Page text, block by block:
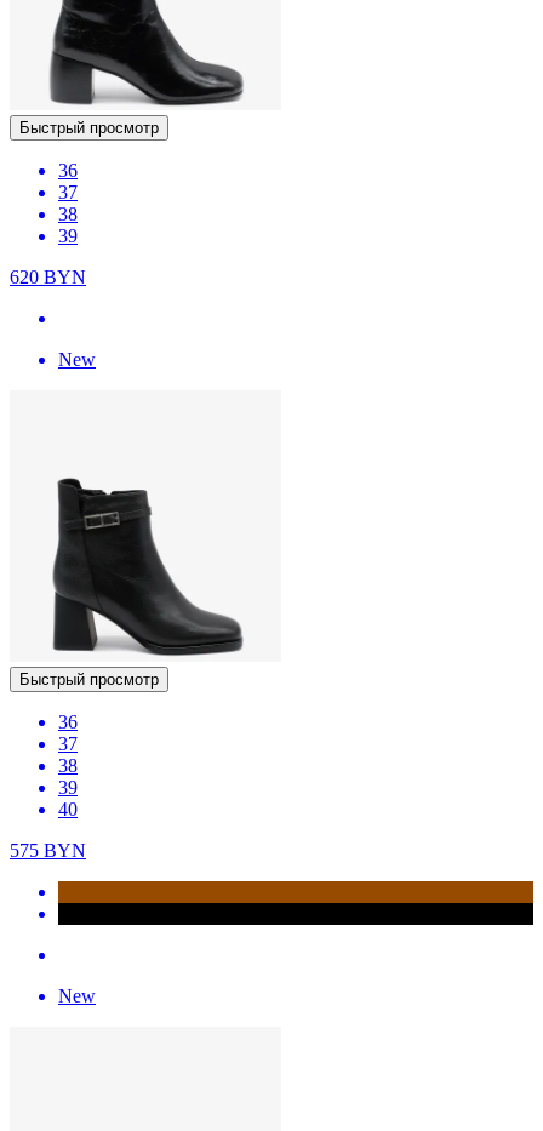
Быстрый просмотр
36
37
38
39
620 BYN
New
Быстрый просмотр
36
37
38
39
40
575 BYN
New